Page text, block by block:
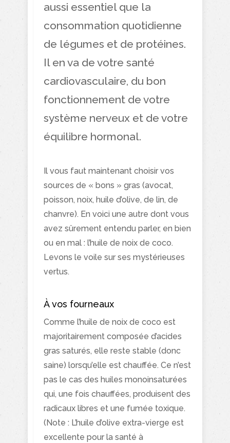
aussi essentiel que la
consommation quotidienne
de légumes et de protéines.
Il en va de votre santé
cardiovasculaire, du bon
fonctionnement de votre
système nerveux et de votre
équilibre hormonal.
Il vous faut maintenant choisir vos
sources de « bons » gras (avocat,
poisson, noix, huile d’olive, de lin, de
chanvre). En voici une autre dont vous
avez sûrement entendu parler, en bien
ou en mal : l’huile de noix de coco.
Levons le voile sur ses mystérieuses
vertus.
À vos fourneaux
Comme l’huile de noix de coco est
majoritairement composée d’acides
gras saturés, elle reste stable (donc
saine) lorsqu’elle est chauffée. Ce n’est
pas le cas des huiles monoinsaturées
qui, une fois chauffées, produisent des
radicaux libres et une fumée toxique.
(Note : L’huile d’olive extra-vierge est
excellente pour la santé à